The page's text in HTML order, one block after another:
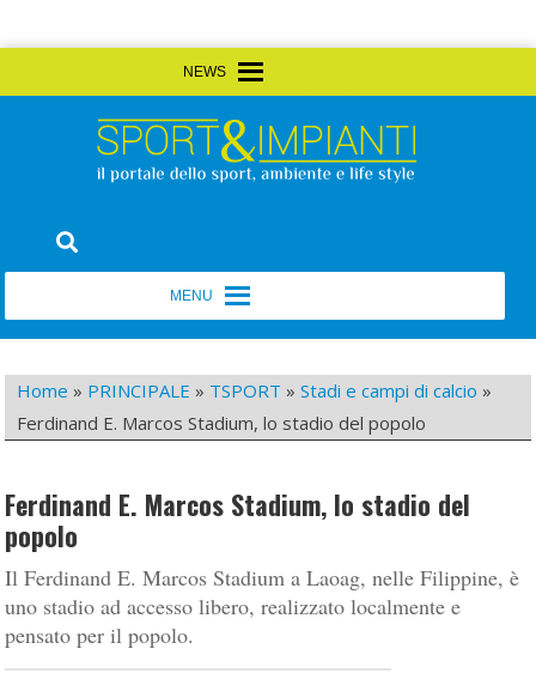
to
Sport&Impianti
Home » PRINCIPALE » TSPORT »Stadi e campi di calcio »
Ferdinand E. Marcos Stadium, lo stadio del popolo
Ferdinand E. Marcos Stadium, lo stadio del
popolo
Il Ferdinand E. Marcos Stadium a Laoag, nelle Filippine, è
uno stadio ad accesso libero, realizzato localmente e
pensato per il popolo.